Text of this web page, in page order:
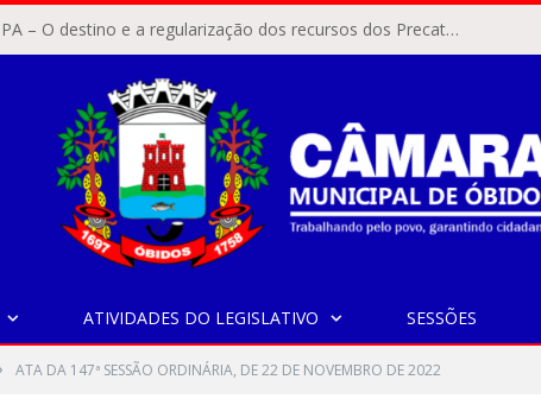
ÓBIDOS, PA – O destino e a regularização dos recursos dos Precatórios do FUNDEF (Fundo de Manutenção e Desenvolvimento do Ensino Fundamental e de Valorização do Magistério) voltaram a pautar as discussões na Câmara Municipal de Óbidos.
ATIVIDADES DO LEGISLATIVO SESSÕES
ATA DA 147ª SESSÃO ORDINÁRIA, DE 22 DE NOVEMBRO DE 2022